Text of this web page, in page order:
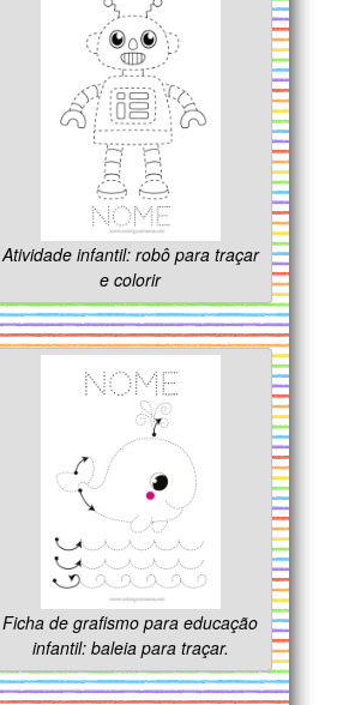
Atividade infantil: robô para traçar
e colorir
Ficha de grafismo para educação
infantil: baleia para traçar.